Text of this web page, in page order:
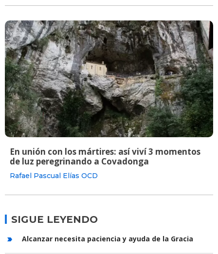
En unión con los mártires: así viví 3 momentos
de luz peregrinando a Covadonga
Rafael Pascual Elías OCD
SIGUE LEYENDO
Alcanzar necesita paciencia y ayuda de la Gracia